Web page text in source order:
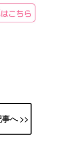
へ >>